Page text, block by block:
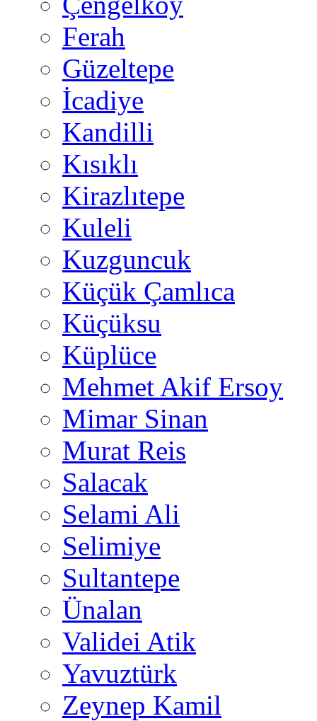
Ferah
Güzeltepe
İcadiye
Kandilli
Kısıklı
Kirazlıtepe
Kuleli
Kuzguncuk
Küçük Çamlıca
Küçüksu
Küplüce
Mehmet Akif Ersoy
Mimar Sinan
Murat Reis
Salacak
Selami Ali
Selimiye
Sultantepe
Ünalan
Validei Atik
Yavuztürk
Zeynep Kamil